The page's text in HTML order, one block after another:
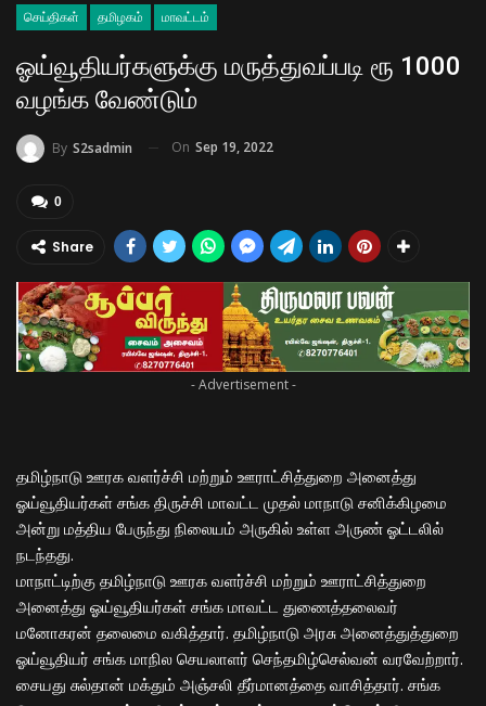
செய்திகள் தமிழகம் மாவட்டம்
ஓய்வூதியர்களுக்கு மருத்துவப்படி ரூ 1000
வழங்க வேண்டும்
By S2sadmin On Sep 19, 2022
0
Share
- Advertisement -
தமிழ்நாடு ஊரக வளர்ச்சி மற்றும் ஊராட்சித்துறை அனைத்து
ஓய்வூதியர்கள் சங்க திருச்சி மாவட்ட முதல் மாநாடு சனிக்கிழமை
அன்று மத்திய பேருந்து நிலையம் அருகில் உள்ள அருண் ஓட்டலில்
நடந்தது.
மாநாட்டிற்கு தமிழ்நாடு ஊரக வளர்ச்சி மற்றும் ஊராட்சித்துறை
அனைத்து ஓய்வூதியர்கள் சங்க மாவட்ட துணைத்தலைவர்
மனோகரன் தலைமை வகித்தார். தமிழ்நாடு அரசு அனைத்துத்துறை
ஓய்வூதியர் சங்க மாநில செயலாளர் செந்தமிழ்செல்வன் வரவேற்றார்.
சையது சுல்தான் மக்தும் அஞ்சலி தீர்மானத்தை வாசித்தார். சங்க